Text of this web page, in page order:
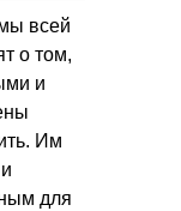
всей
о том,
и
Им
для